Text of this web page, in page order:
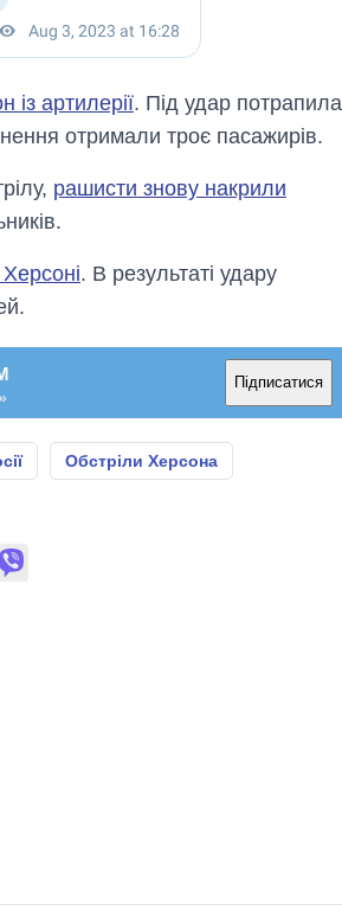
із артилерії. Під удар потрапила
отримали троє пасажирів.
рашисти знову накрили
. В результаті удару
Підписатися
Обстріли Херсона